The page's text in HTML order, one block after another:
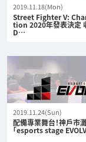
2019.11.18(Mon)
Street Fighter V:
tion 2020年發表決定
D…
2019.11.24(Sun)
配備專業舞台！神戶市
「esports stage